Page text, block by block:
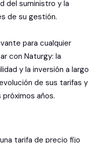
del suministro y la
de su gestión.
para cualquier
con Naturgy: la
y la inversión a largo
de sus tarifas y
años.
tarifa de precio fijo